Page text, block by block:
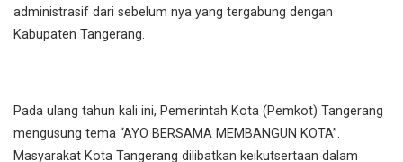
administrasif dari sebelum nya yang tergabung dengan
Kabupaten Tangerang.
Pada ulang tahun kali ini, Pemerintah Kota (Pemkot) Tangerang
mengusung tema “AYO BERSAMA MEMBANGUN KOTA”.
Masyarakat Kota Tangerang dilibatkan keikutsertaan dalam